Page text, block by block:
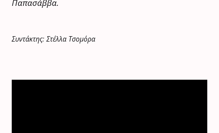
Παπασάββα.
Συντάκτης: Στέλλα Τσομόρα